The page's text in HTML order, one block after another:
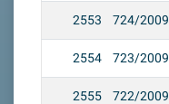
2553 724/2009
2554 723/2009
2555 722/2009